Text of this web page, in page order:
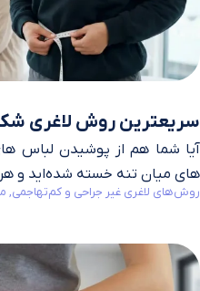
سریعترین روش لاغری
آیا شما هم از پوشیدن لباس‌
های میان‌ تنه خسته شده‌اید و هر
روش‌های لاغری غیر جراحی و کم‌تهاجمی